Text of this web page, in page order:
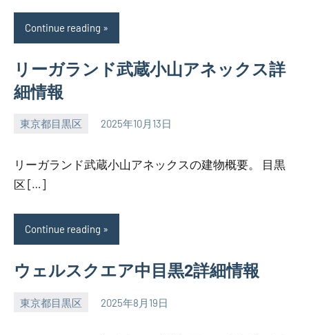
Continue reading
リーガランド武蔵小山アネックス詳
細情報
東京都目黒区 2025年10月13日
SEZIMO
リーガランド武蔵小山アネックスの建物概要。 目黒
区 […]
Continue reading
ウェルスクエア中目黒2詳細情報
東京都目黒区 2025年8月19日
SEZIMO